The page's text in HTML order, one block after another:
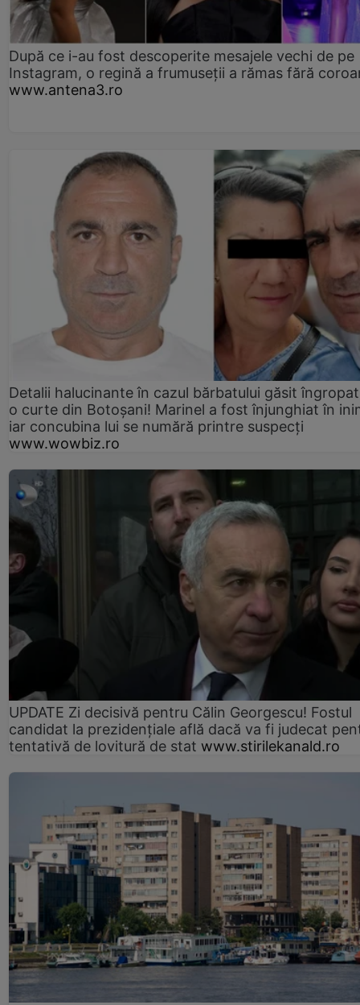
După ce i-au fost descoperite mesajele vechi de pe
Instagram, o regină a frumuseții a rămas fără
www.antena3.ro
Detalii halucinante în cazul bărbatului găsit
o curte din Botoșani! Marinel a fost înjunghiat în
iar concubina lui se numără printre suspecți
www.wowbiz.ro
UPDATE Zi decisivă pentru Călin Georgescu! Fostul
candidat la prezidențiale află dacă va fi judecat
tentativă de lovitură de stat www.stirilekanald.ro